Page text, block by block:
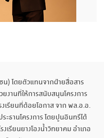
) โดยตัวแทนจากฝ่ายสื่อสาร
งานที่ให้การสนับสนุนโครงการ
เรียนที่ด้อยโอกาส จาก พล.อ.อ.
ะธานโครงการ โดยปูนอินทรีได้
เรียนยางโองน้ำวิทยาคม อำเภอ